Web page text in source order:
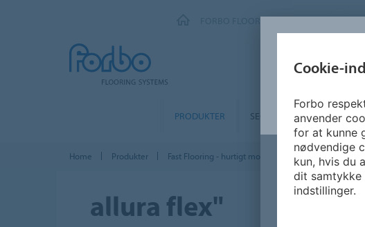
FORBO FLOORING SYSTEMS
PRODUKTER SEGMENTER
Home Produkter Fast Flooring - hurtigt monterede gulve
allura flex"
Cookie-
Forbo
anvender
for at kunne
nødvendige
kun, hvis du
dit samtykke
indstillinger.